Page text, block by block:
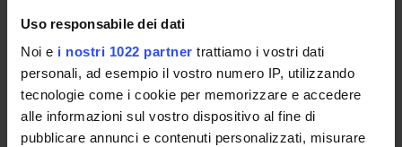
Uso responsabile dei dati
Noi e i nostri 1022 partner trattiamo i vostri dati
personali, ad esempio il vostro numero IP, utilizzando
tecnologie come i cookie per memorizzare e accedere
alle informazioni sul vostro dispositivo al fine di
pubblicare annunci e contenuti personalizzati, misurare
RESEARCH CENTRES
LIBRARIES